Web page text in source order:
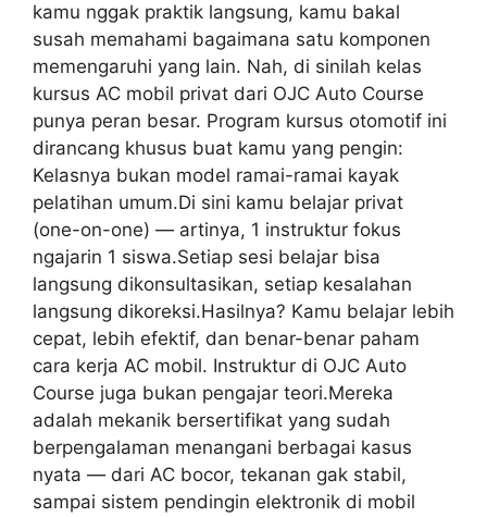
kamu nggak praktik langsung, kamu bakal
susah memahami bagaimana satu komponen
memengaruhi yang lain. Nah, di sinilah kelas
kursus AC mobil privat dari OJC Auto Course
punya peran besar. Program kursus otomotif ini
dirancang khusus buat kamu yang pengin:
Kelasnya bukan model ramai-ramai kayak
pelatihan umum.Di sini kamu belajar privat
(one-on-one) — artinya, 1 instruktur fokus
ngajarin 1 siswa.Setiap sesi belajar bisa
langsung dikonsultasikan, setiap kesalahan
langsung dikoreksi.Hasilnya? Kamu belajar lebih
cepat, lebih efektif, dan benar-benar paham
cara kerja AC mobil. Instruktur di OJC Auto
Course juga bukan pengajar teori.Mereka
adalah mekanik bersertifikat yang sudah
berpengalaman menangani berbagai kasus
nyata — dari AC bocor, tekanan gak stabil,
sampai sistem pendingin elektronik di mobil